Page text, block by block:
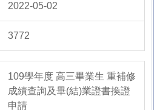
2022-05-02
3772
109學年度 高三畢業生 重補修
成績查詢及畢(結)業證書換證
申請